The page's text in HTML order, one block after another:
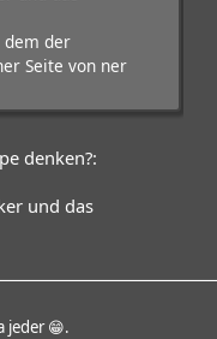
dem der
Seite von ner
denken?:
und das
jeder 😁.